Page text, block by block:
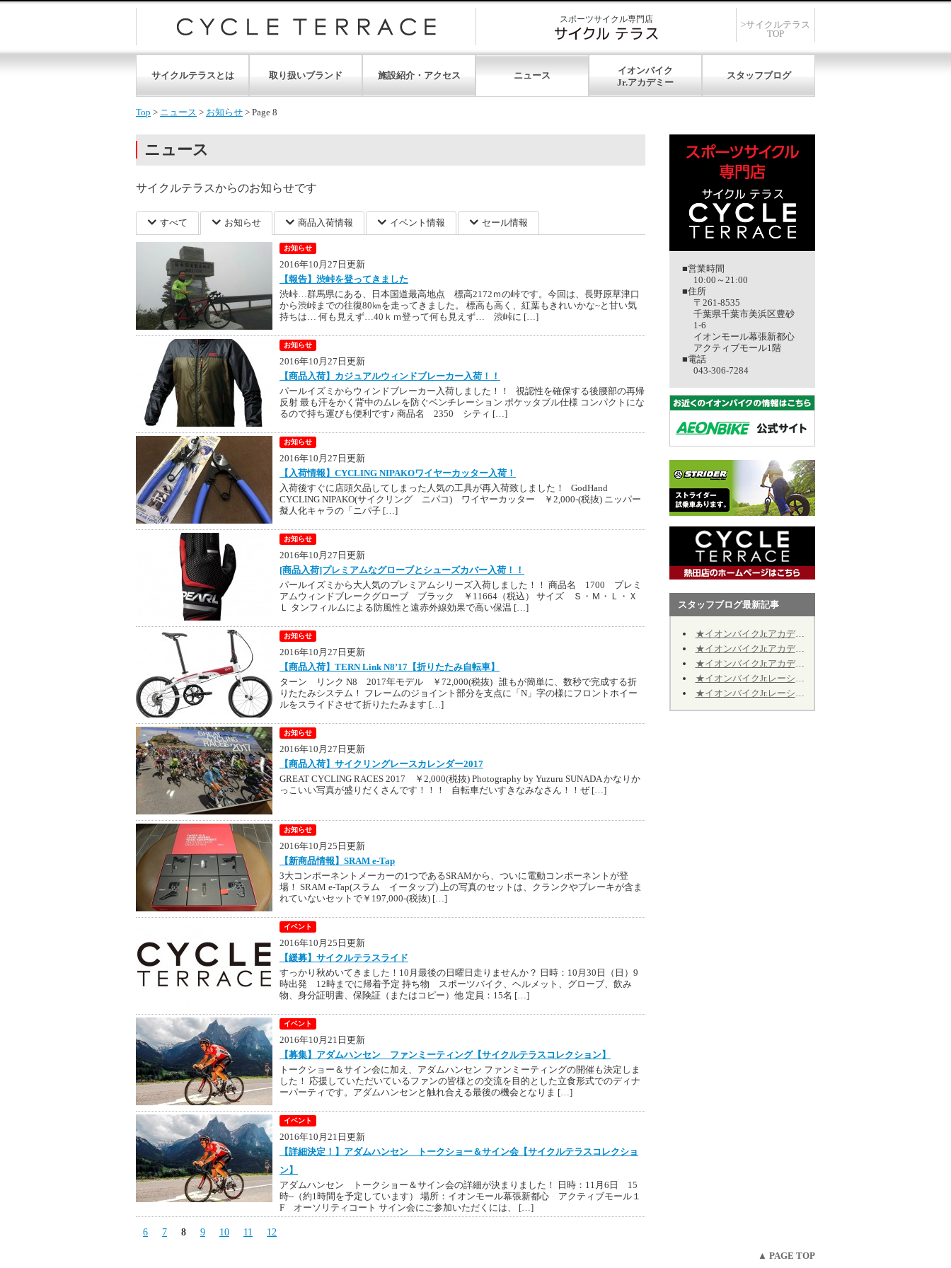
スポーツサイクル専門店
>サイクルテラス
TOP
サイクルテラスとは 取り扱いブランド 施設紹介・アクセス ニュース イオンバイク スタッフブログ
Top > ニュース > お知らせ > Page 8
ニュース
サイクルテラスからのお知らせです
すべて お知らせ 商品入荷情報 イベント情報 セール情報
お知らせ
2016年10月27日更新
【報告】渋峠を登ってきました
渋峠…群馬県にある、日本国道最高地点 標高2172ｍの峠です。今回は、長野原草津口
から渋峠までの往復80㎞を走ってきました。 標高も高く、紅葉もきれいかな~と甘い気
持ちは… 何も見えず…40ｋｍ登って何も見えず… 渋峠に […]
お知らせ
2016年10月27日更新
【商品入荷】カジュアルウィンドブレーカー入荷！！
パールイズミからウィンドブレーカー入荷しました！！ 視認性を確保する後腰部の再帰
反射 最も汗をかく背中のムレを防ぐベンチレーション ポケッタブル仕様 コンパクトにな
るので持ち運びも便利です♪ 商品名 2350 シティ […]
お知らせ
2016年10月27日更新
【入荷情報】CYCLING NIPAKOワイヤーカッター入荷！
入荷後すぐに店頭欠品してしまった人気の工具が再入荷致しました！ GodHand
CYCLING NIPAKO(サイクリング ニパコ) ワイヤーカッター ￥2,000-(税抜) ニッパー
擬人化キャラの「ニパ子 […]
お知らせ
2016年10月27日更新
[商品入荷]プレミアムなグローブとシューズカバー入荷！！
パールイズミから大人気のプレミアムシリーズ入荷しました！！ 商品名 1700 プレミ
アムウィンドブレークグローブ ブラック ￥11664（税込） サイズ Ｓ・Ｍ・Ｌ・Ｘ
Ｌ タンフィルムによる防風性と遠赤外線効果で高い保温 […]
お知らせ
2016年10月27日更新
【商品入荷】TERN Link N8’17【折りたたみ自転車】
ターン リンク N8 2017年モデル ￥72,000(税抜) 誰もが簡単に、数秒で完成する折
りたたみシステム！ フレームのジョイント部分を支点に「N」字の様にフロントホイー
ルをスライドさせて折りたたみます […]
お知らせ
2016年10月27日更新
【商品入荷】サイクリングレースカレンダー2017
GREAT CYCLING RACES 2017 ￥2,000(税抜) Photography by Yuzuru SUNADA かなりか
っこいい写真が盛りだくさんです！！！ 自転車だいすきなみなさん！！ぜ […]
お知らせ
2016年10月25日更新
【新商品情報】SRAM e-Tap
3大コンポーネントメーカーの1つであるSRAMから、ついに電動コンポーネントが登
場！ SRAM e-Tap(スラム イータップ) 上の写真のセットは、クランクやブレーキが含ま
れていないセットで￥197,000-(税抜) […]
イベント
2016年10月25日更新
【緩募】サイクルテラスライド
すっかり秋めいてきました！10月最後の日曜日走りませんか？ 日時：10月30日（日）9
時出発 12時までに帰着予定 持ち物 スポーツバイク、ヘルメット、グローブ、飲み
物、身分証明書、保険証（またはコピー）他 定員：15名 […]
イベント
2016年10月21日更新
【募集】アダムハンセン ファンミーティング【サイクルテラスコレクション】
トークショー＆サイン会に加え、アダムハンセン ファンミーティングの開催も決定しま
した！ 応援していただいているファンの皆様との交流を目的とした立食形式でのディナ
ーパーティです。アダムハンセンと触れ合える最後の機会となりま […]
イベント
2016年10月21日更新
【詳細決定！】アダムハンセン トークショー＆サイン会【サイクルテラスコレクショ
ン】
アダムハンセン トークショー＆サイン会の詳細が決まりました！ 日時：11月6日 15
時~（約1時間を予定しています） 場所：イオンモール幕張新都心 アクティブモール１
F オーソリティコート サイン会にご参加いただくには、 […]
6 7 8 9 10 11 12
■営業時間
10:00～21:00
■住所
〒261-8535
千葉県千葉市美浜区豊砂
1-6
イオンモール幕張新都心
アクティブモール1階
■電話
043-306-7284
スタッフブログ最新記事
★イオンバイクJr.アカデミー★第12期★第５回★明日7/19、開催致します★
★イオンバイクJr.アカデミー★第12期★第４回★明日7/11、振り替え開催致します★
★イオンバイクJr.アカデミー★第12期★2026年9月の開催日程のお知らせ
★イオンバイクJr.レーシング★第10期★2026年9月の予定★～Jr.アカデミーではありません～
★イオンバイクJr.レーシング★第10期★後半期ご継続のお手続きについて★※Jr.アカデミーではありません
▲ PAGE TOP